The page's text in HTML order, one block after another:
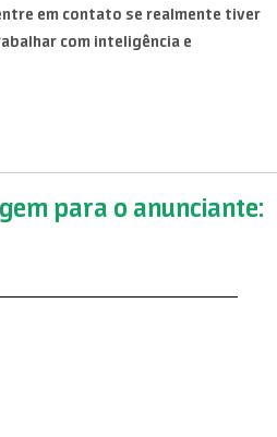
em contato se realmente tiver
com inteligência e
para o anunciante: